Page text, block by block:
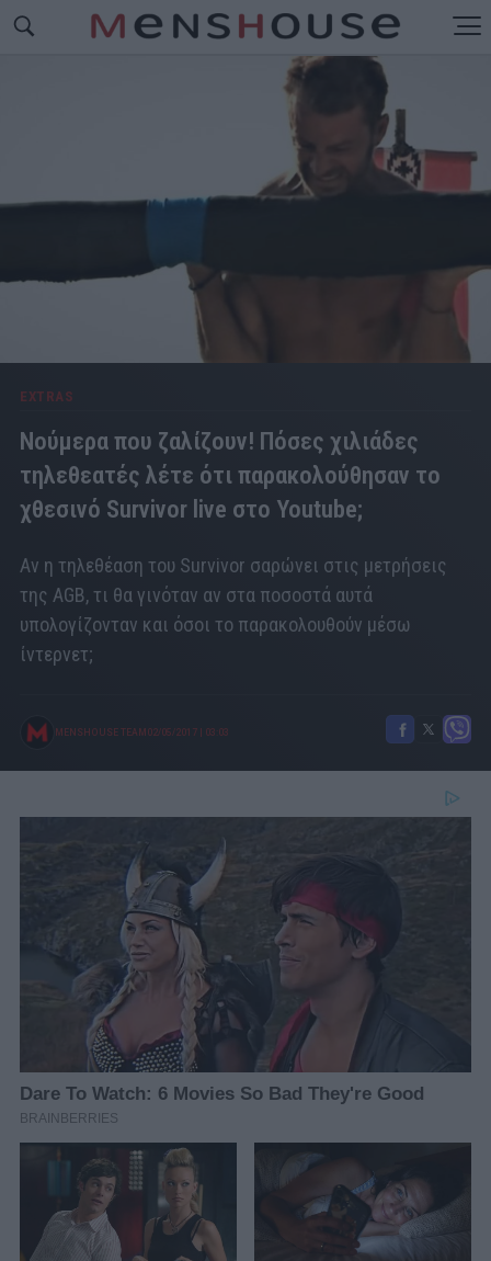
EXTRAS
Νούμερα που ζαλίζουν! Πόσες χιλιάδες
τηλεθεατές λέτε ότι παρακολούθησαν το
χθεσινό Survivor live στο Youtube;
Αν η τηλεθέαση του Survivor σαρώνει στις μετρήσεις
της AGB, τι θα γινόταν αν στα ποσοστά αυτά
υπολογίζονταν και όσοι το παρακολουθούν μέσω
ίντερνετ;
MENSHOUSE TEAM 02/05/2017 03:03